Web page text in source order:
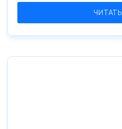
ЧИТАТЬ